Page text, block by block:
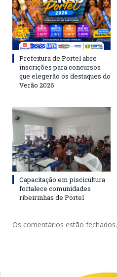
Prefeitura de Portel abre
inscrições para concursos
que elegerão os destaques do
Verão 2026
Capacitação em piscicultura
fortalece comunidades
ribeirinhas de Portel
Os comentários estão fechados.